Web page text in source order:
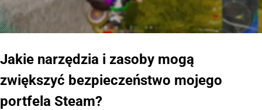
Jakie narzędzia i zasoby mogą
zwiększyć bezpieczeństwo mojego
portfela Steam?